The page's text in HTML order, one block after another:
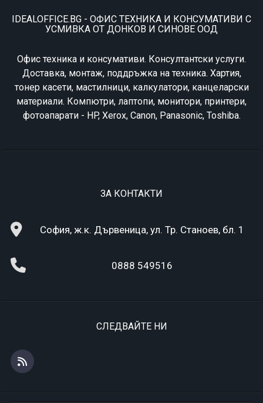
IDEALOFFICE.BG - ОФИС ТЕХНИКА И КОНСУМАТИВИ С
УСМИВКА ОТ ДОНКОВ И СИНОВЕ ООД
Офис техника и консумативи. Консултантски услуги.
Доставка, монтаж, поддръжка на техника. Хартия,
тонер касети, мастилници, калкулатори, канцеларски
материали. Компютри, лаптопи, монитори, принтери,
фотоапарати - HP, Xerox, Canon, Panasonic, Toshiba.
ЗА КОНТАКТИ
София, ж.к. Дървеница, ул. Тр. Станоев, бл. 1
0888 549516
СЛЕДВАЙТЕ НИ